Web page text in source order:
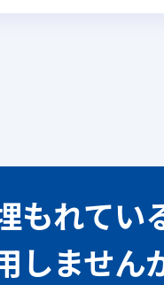
もれてい
しません